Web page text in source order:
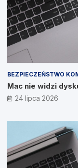
BEZPIECZEŃSTWO
Mac nie widzi
24 lipca 2026